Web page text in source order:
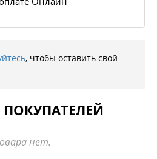
, чтобы оставить свой
нет.